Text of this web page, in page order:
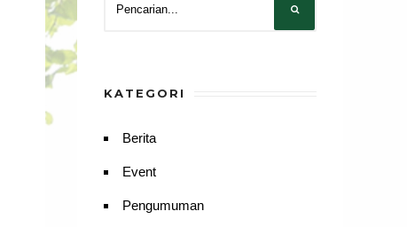
KATEGORI
Berita
Event
Pengumuman